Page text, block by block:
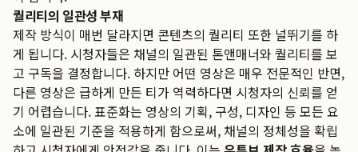
퀄리티의 일관성 부재
제작 방식이 매번 달라지면 콘텐츠의 퀄리티 또한 널뛰기를 하
게 됩니다. 시청자들은 채널의 일관된 톤앤매너와 퀄리티를 보
고 구독을 결정합니다. 하지만 어떤 영상은 매우 전문적인 반면,
다른 영상은 급하게 만든 티가 역력하다면 시청자의 신뢰를 얻
기 어렵습니다. 표준화는 영상의 기획, 구성, 디자인 등 모든 요
소에 일관된 기준을 적용하게 함으로써, 채널의 정체성을 확립